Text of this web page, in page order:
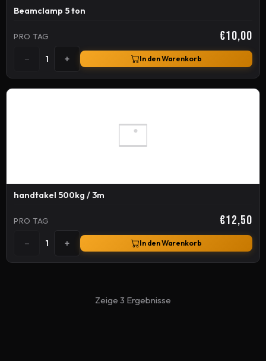
Beamclamp 5 ton
PRO TAG €10,00
− 1 + In den Warenkorb
handtakel 500kg / 3m
PRO TAG €12,50
− 1 + In den Warenkorb
Zeige 3 Ergebnisse